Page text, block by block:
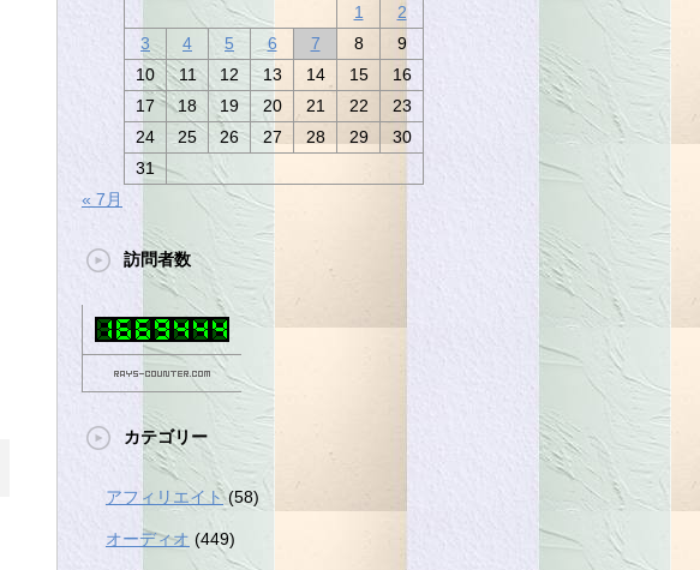
1
2
3
4 5 6 7 8
9
10
11 12 13 14 15
16
17
18 19 20 21 22
23
24
25 26 27 28 29
30
31
« 7月
訪問者数
カテゴリー
アフィリエイト(58)
オーディオ (449)